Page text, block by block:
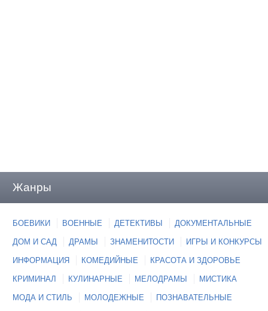
Жанры
БОЕВИКИ ВОЕННЫЕ ДЕТЕКТИВЫ ДОКУМЕНТАЛЬНЫЕ
ДОМ И САД ДРАМЫ ЗНАМЕНИТОСТИ ИГРЫ И КОНКУРСЫ
ИНФОРМАЦИЯ КОМЕДИЙНЫЕ КРАСОТА И ЗДОРОВЬЕ
КРИМИНАЛ КУЛИНАРНЫЕ МЕЛОДРАМЫ МИСТИКА
МОДА И СТИЛЬ МОЛОДЕЖНЫЕ ПОЗНАВАТЕЛЬНЫЕ